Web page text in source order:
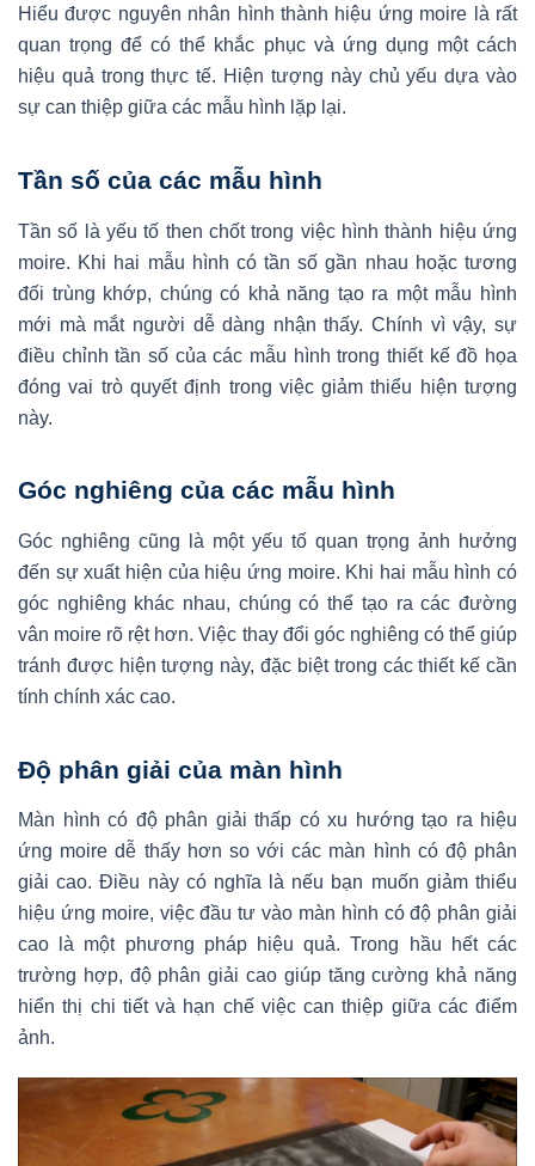
Hiểu được nguyên nhân hình thành hiệu ứng moire là rất
quan trọng để có thể khắc phục và ứng dụng một cách
hiệu quả trong thực tế. Hiện tượng này chủ yếu dựa vào
sự can thiệp giữa các mẫu hình lặp lại.
Tần số của các mẫu hình
Tần số là yếu tố then chốt trong việc hình thành hiệu ứng
moire. Khi hai mẫu hình có tần số gần nhau hoặc tương
đối trùng khớp, chúng có khả năng tạo ra một mẫu hình
mới mà mắt người dễ dàng nhận thấy. Chính vì vậy, sự
điều chỉnh tần số của các mẫu hình trong thiết kế đồ họa
đóng vai trò quyết định trong việc giảm thiểu hiện tượng
này.
Góc nghiêng của các mẫu hình
Góc nghiêng cũng là một yếu tố quan trọng ảnh hưởng
đến sự xuất hiện của hiệu ứng moire. Khi hai mẫu hình có
góc nghiêng khác nhau, chúng có thể tạo ra các đường
vân moire rõ rệt hơn. Việc thay đổi góc nghiêng có thể giúp
tránh được hiện tượng này, đặc biệt trong các thiết kế cần
tính chính xác cao.
Độ phân giải của màn hình
Màn hình có độ phân giải thấp có xu hướng tạo ra hiệu
ứng moire dễ thấy hơn so với các màn hình có độ phân
giải cao. Điều này có nghĩa là nếu bạn muốn giảm thiểu
hiệu ứng moire, việc đầu tư vào màn hình có độ phân giải
cao là một phương pháp hiệu quả. Trong hầu hết các
trường hợp, độ phân giải cao giúp tăng cường khả năng
hiển thị chi tiết và hạn chế việc can thiệp giữa các điểm
ảnh.